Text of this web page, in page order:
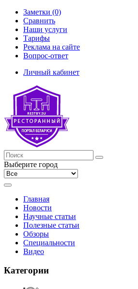
Заметки (0)
Сравнить
Наши услуги
Тарифы
Реклама на сайте
Вопрос-ответ
Личный кабинет
Выберите город
Главная
Новости
Научные статьи
Полезные статьи
Обзоры
Специальности
Видео
Категории